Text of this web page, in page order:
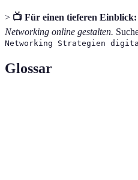
> 📺 Für einen tieferen Einblick:
Networking online gestalten.
Networking Strategien
Glossar